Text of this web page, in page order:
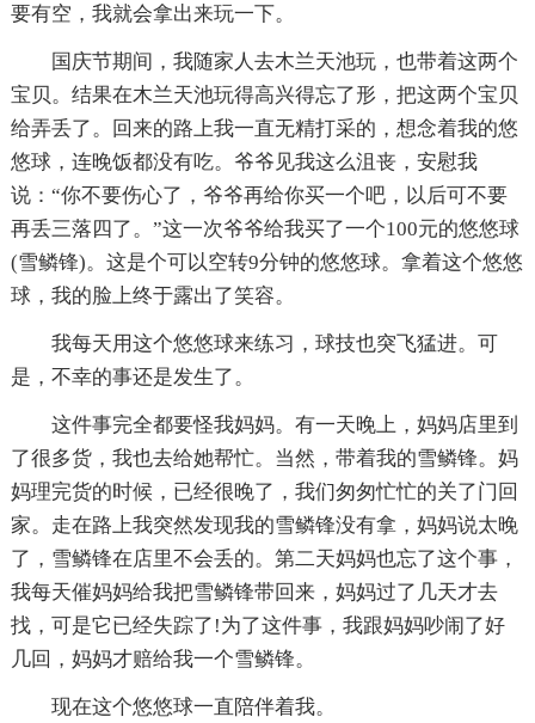
要有空，我就会拿出来玩一下。
国庆节期间，我随家人去木兰天池玩，也带着这两个
宝贝。结果在木兰天池玩得高兴得忘了形，把这两个宝贝
给弄丢了。回来的路上我一直无精打采的，想念着我的悠
悠球，连晚饭都没有吃。爷爷见我这么沮丧，安慰我
说：“你不要伤心了，爷爷再给你买一个吧，以后可不要
再丢三落四了。”这一次爷爷给我买了一个100元的悠悠球
(雪鳞锋)。这是个可以空转9分钟的悠悠球。拿着这个悠悠
球，我的脸上终于露出了笑容。
我每天用这个悠悠球来练习，球技也突飞猛进。可
是，不幸的事还是发生了。
这件事完全都要怪我妈妈。有一天晚上，妈妈店里到
了很多货，我也去给她帮忙。当然，带着我的雪鳞锋。妈
妈理完货的时候，已经很晚了，我们匆匆忙忙的关了门回
家。走在路上我突然发现我的雪鳞锋没有拿，妈妈说太晚
了，雪鳞锋在店里不会丢的。第二天妈妈也忘了这个事，
我每天催妈妈给我把雪鳞锋带回来，妈妈过了几天才去
找，可是它已经失踪了!为了这件事，我跟妈妈吵闹了好
几回，妈妈才赔给我一个雪鳞锋。
现在这个悠悠球一直陪伴着我。